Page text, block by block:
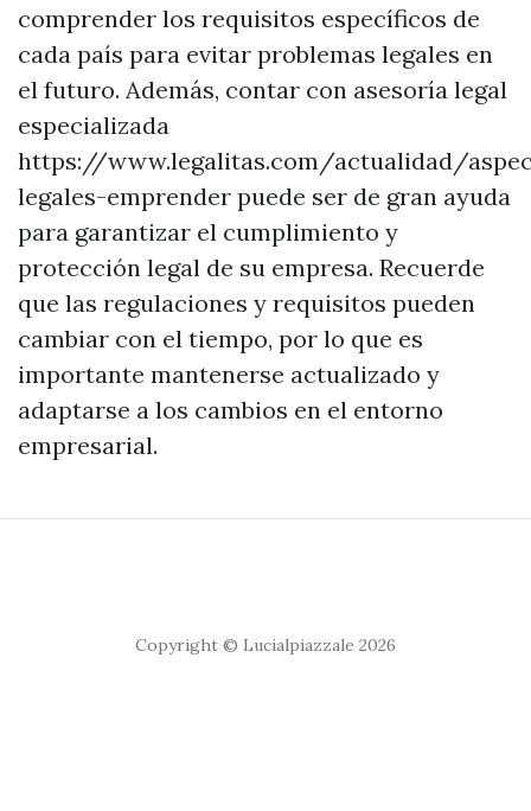
comprender los requisitos específicos de
cada país para evitar problemas legales en
el futuro. Además, contar con asesoría legal
especializada
https://www.legalitas.com/actualidad/
legales-emprender puede ser de gran ayuda
para garantizar el cumplimiento y
protección legal de su empresa. Recuerde
que las regulaciones y requisitos pueden
cambiar con el tiempo, por lo que es
importante mantenerse actualizado y
adaptarse a los cambios en el entorno
empresarial.
Copyright © Lucialpiazzale 2026